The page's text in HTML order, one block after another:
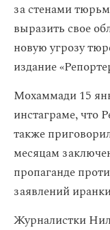
за стенами
выразить свое
новую угрозу
издание
Мохаммади 15
инстаграме, что
также
месяцам
пропаганде
заявлений
Журналистки